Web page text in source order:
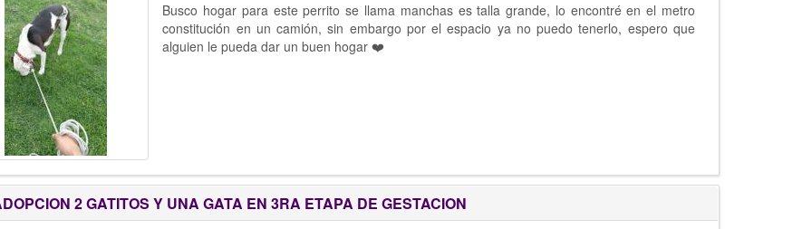
Busco hogar para este perrito se llama manchas es talla grande, lo encontré en el metro
constitución en un camión, sin embargo por el espacio ya no puedo tenerlo, espero que
alguien le pueda dar un buen hogar ❤️
2 GATITOS Y UNA GATA EN 3RA ETAPA DE GESTACION